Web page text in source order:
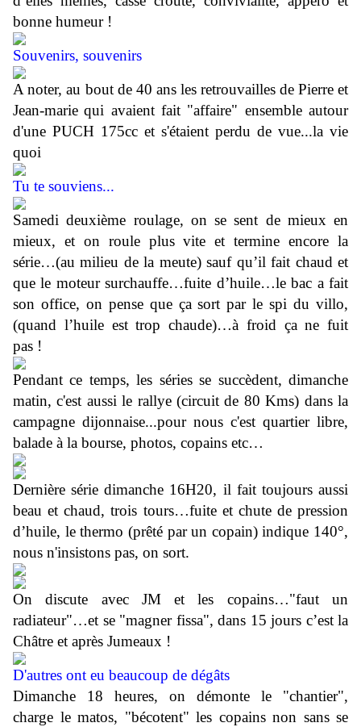
bonne humeur !
Souvenirs, souvenirs
A noter, au bout de 40 ans les retrouvailles de Pierre et
Jean-marie qui avaient fait "affaire" ensemble autour
d'une PUCH 175cc et s'étaient perdu de vue...la vie
quoi
Tu te souviens...
Samedi deuxième roulage, on se sent de mieux en
mieux, et on roule plus vite et termine encore la
série…(au milieu de la meute) sauf qu’il fait chaud et
que le moteur surchauffe…fuite d’huile…le bac a fait
son office, on pense que ça sort par le spi du villo,
(quand l’huile est trop chaude)…à froid ça ne fuit
pas !
Pendant ce temps, les séries se succèdent, dimanche
matin, c'est aussi le rallye (circuit de 80 Kms) dans la
campagne dijonnaise...pour nous c'est quartier libre,
balade à la bourse, photos, copains etc…
Dernière série dimanche 16H20, il fait toujours aussi
beau et chaud, trois tours…fuite et chute de pression
d’huile, le thermo (prêté par un copain) indique 140°,
nous n'insistons pas, on sort.
On discute avec JM et les copains…"faut un
radiateur"…et se "magner fissa", dans 15 jours c’est la
Châtre et après Jumeaux !
D'autres ont eu beaucoup de dégâts
Dimanche 18 heures, on démonte le "chantier",
charge le matos, "bécotent" les copains non sans se